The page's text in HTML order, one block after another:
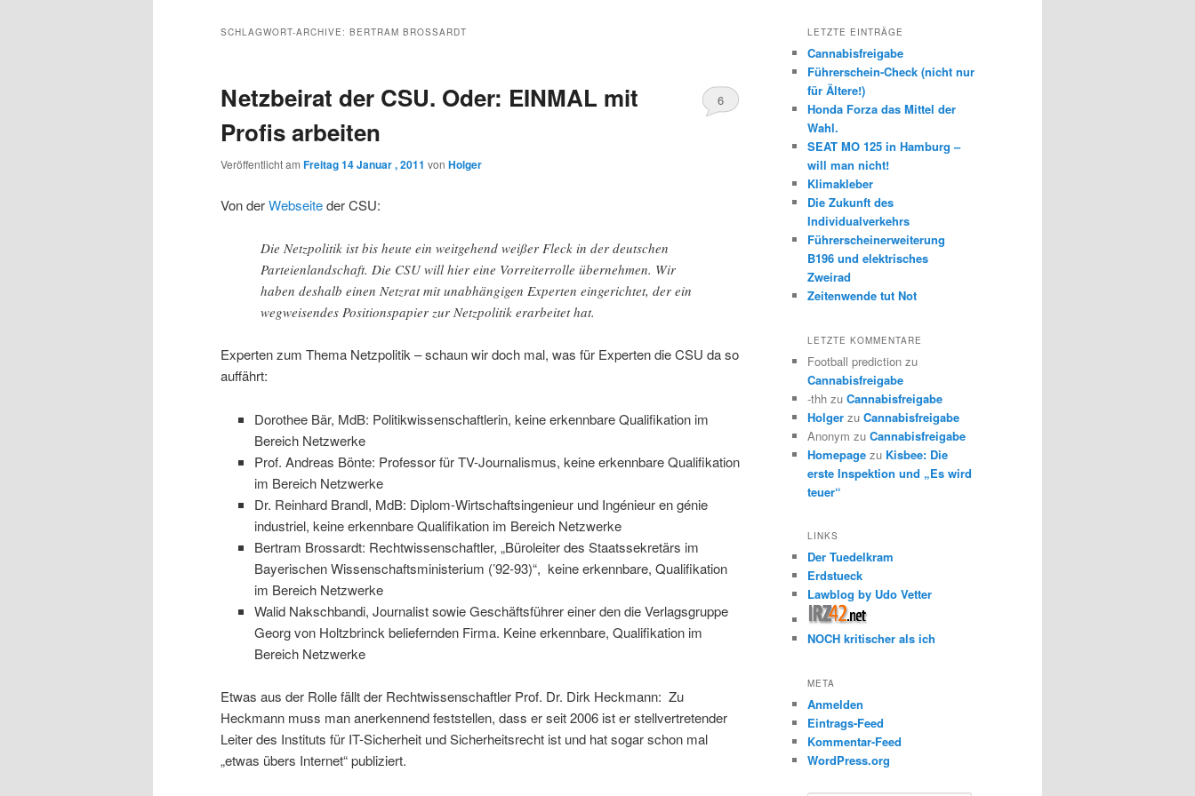
wechseln
SCHLAGWORT-ARCHIVE: BERTRAM BROSSARDT
Netzbeirat der CSU. Oder: EINMAL mit
Profis arbeiten
Veröffentlicht am Freitag 14 Januar , 2011 von Holger
6
Von derWebseiteder CSU:
Die Netzpolitik ist bis heute ein weitgehend weißer Fleck in der deutschen
Parteienlandschaft. Die CSU will hier eine Vorreiterrolle übernehmen. Wir
haben deshalb einen Netzrat mit unabhängigen Experten eingerichtet, der ein
wegweisendes Positionspapier zur Netzpolitik erarbeitet hat.
Experten zum Thema Netzpolitik – schaun wir doch mal, was für Experten die CSU da so
auffährt:
Dorothee Bär, MdB: Politikwissenschaftlerin, keine erkennbare Qualifikation im
Bereich Netzwerke
Prof. Andreas Bönte: Professor für TV-Journalismus, keine erkennbare Qualifikation
im Bereich Netzwerke
Dr. Reinhard Brandl, MdB: Diplom-Wirtschaftsingenieur und Ingénieur en génie
industriel, keine erkennbare Qualifikation im Bereich Netzwerke
Bertram Brossardt: Rechtwissenschaftler, „Büroleiter des Staatssekretärs im
Bayerischen Wissenschaftsministerium (’92-93)“, keine erkennbare, Qualifikation
im Bereich Netzwerke
Walid Nakschbandi, Journalist sowie Geschäftsführer einer den die Verlagsgruppe
Georg von Holtzbrinck beliefernden Firma. Keine erkennbare, Qualifikation im
Bereich Netzwerke
Etwas aus der Rolle fällt der Rechtwissenschaftler Prof. Dr. Dirk Heckmann: Zu
Heckmann muss man anerkennend feststellen, dass er seit 2006 ist er stellvertretender
Leiter des Instituts für IT-Sicherheit und Sicherheitsrecht ist und hat sogar schon mal
„etwas übers Internet“ publiziert.
LETZTE EINTRÄGE
Cannabisfreigabe
Führerschein-Check (nicht nur
für Ältere!)
Honda Forza das Mittel der
Wahl.
SEAT MO 125 in Hamburg –
will man nicht!
Klimakleber
Die Zukunft des
Individualverkehrs
Führerscheinerweiterung
B196 und elektrisches
Zweirad
Zeitenwende tut Not
LETZTE KOMMENTARE
Football prediction zu
Cannabisfreigabe
-thh zu Cannabisfreigabe
Holger zu Cannabisfreigabe
Anonym zu Cannabisfreigabe
Homepage zu Kisbee: Die
erste Inspektion und „Es wird
teuer“
LINKS
Der Tuedelkram
Erdstueck
Lawblog by Udo Vetter
NOCH kritischer als ich
META
Anmelden
Eintrags-Feed
Kommentar-Feed
WordPress.org